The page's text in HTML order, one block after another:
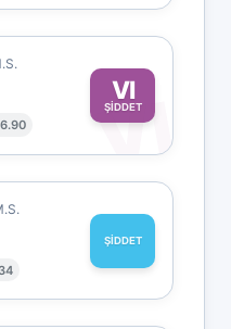
VI
ŞİDDET
VI
ŞİDDET